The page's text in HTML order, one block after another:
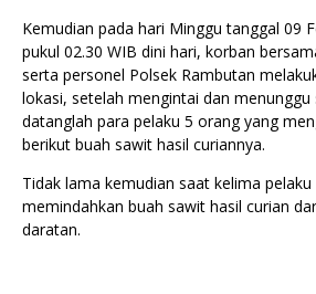
Kemudian pada hari Minggu tanggal 09
pukul 02.30 WIB dini hari, korban
serta personel Polsek Rambutan
lokasi, setelah mengintai dan
datanglah para pelaku 5 orang yang
berikut buah sawit hasil curiannya.
Tidak lama kemudian saat kelima pelaku
memindahkan buah sawit hasil curian
daratan.